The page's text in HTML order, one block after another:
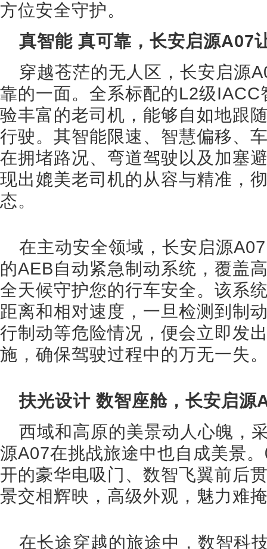
方位安全守护。
真智能 真可靠，长安启源A07
穿越苍茫的无人区，长安启源
靠的一面。全系标配的L2级
验丰富的老司机，能够自如地跟
行驶。其智能限速、智慧偏移、
在拥堵路况、弯道驾驶以及加塞
现出媲美老司机的从容与精准，
态。
在主动安全领域，长安启源
的AEB自动紧急制动系统，覆盖
全天候守护您的行车安全。该系
距离和相对速度，一旦检测到制
行制动等危险情况，便会立即发
施，确保驾驶过程中的万无一失
扶光设计 数智座舱，长安启源
西域和高原的美景动人心魄，
源A07在挑战旅途中也自成美景
开的豪华电吸门、数智飞翼前后
景交相辉映，高级外观，魅力难
在长途穿越的旅途中，数智科